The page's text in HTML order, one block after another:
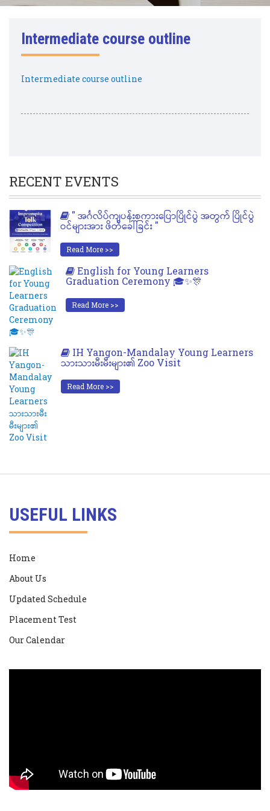
Intermediate course outline
Intermediate course outline
RECENT EVENTS
" အင်္ဂလိပ်ကျပန်းစကားပြောပြိုင်ပွဲ အတွက် ပြိုင်ပွဲ
ဝင်များအား ဖိတ်ခေါ်ခြင်း "
Read More >>
English for Young Learners
Graduation Ceremony 🎓✨🎊
Read More >>
IH Yangon-Mandalay Young Learners
သားသားမီးမီးများ၏ Zoo Visit
Read More >>
USEFUL LINKS
Home
About Us
Updated Schedule
Placement Test
Our Calendar